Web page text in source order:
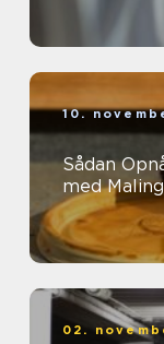
10.
Sådan
med
02.